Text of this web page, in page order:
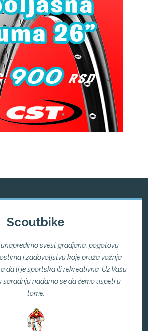
Scoutbike
unapredimo svest gradjana, pogotovu
i zadovoljstvu koje pruža vožnja
da li je sportska ili rekreativna. Uz Vašu
nadamo se da ćemo uspeti u
tome.